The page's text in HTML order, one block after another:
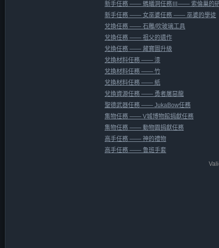
新手任務 —— 螞蟻洞任務Ⅲ—— 索倫巢的
新手任務 —— 女巫婆任務 —— 巫婆的學徒
兌換任務 —— 石雕/吹玻璃工具
兌換任務 —— 祖父的遺作
兌換任務 —— 藏寶圖升級
兌換材料任務 —— 漆
兌換材料任務 —— 竹
兌換材料任務 —— 紙
兌換資源任務 —— 勇者屠惡龍
聖德武器任務 —— JukaBow任務
集物任務 —— V城博物館捐獻任務
集物任務 —— 動物園捐獻任務
高手任務 —— 神的禮物
高手任務 —— 鲁班手套